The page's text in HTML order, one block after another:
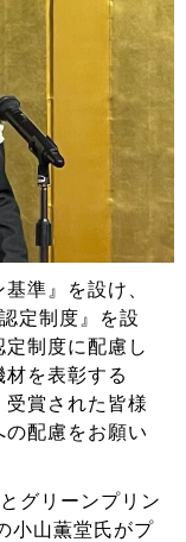
準』を設け、
定制度』を設
制度に配慮し
を表彰する
受賞された皆様
配慮をお願い
グリーンプリン
小山薫堂氏がプ